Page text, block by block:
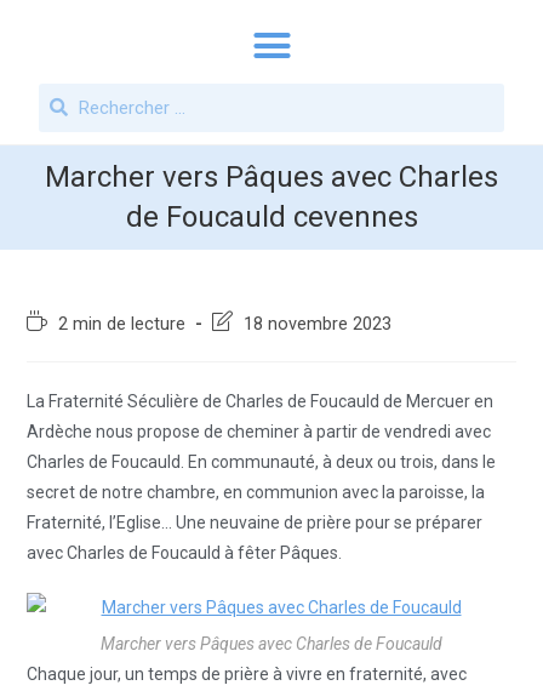
Marcher vers Pâques avec Charles
de Foucauld cevennes
2 min de lecture 18 novembre 2023
La Fraternité Séculière de Charles de Foucauld de Mercuer en
Ardèche nous propose de cheminer à partir de vendredi avec
Charles de Foucauld. En communauté, à deux ou trois, dans le
secret de notre chambre, en communion avec la paroisse, la
Fraternité, l’Eglise… Une neuvaine de prière pour se préparer
avec Charles de Foucauld à fêter Pâques.
Marcher vers Pâques avec Charles de Foucauld
Chaque jour, un temps de prière à vivre en fraternité, avec